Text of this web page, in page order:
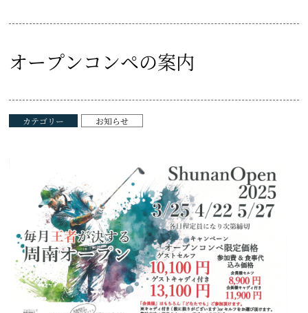
オープンコンペの案内
カテゴリー お知らせ